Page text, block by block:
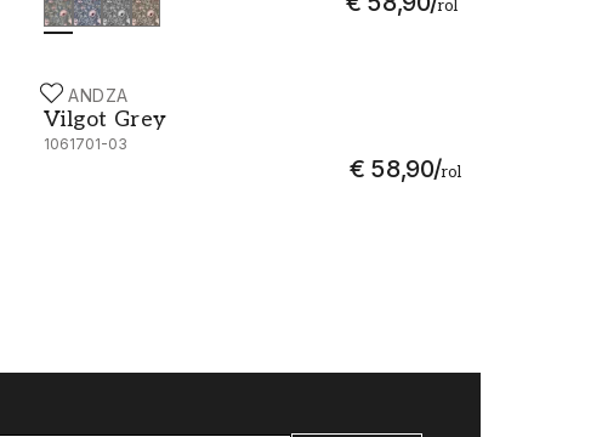
rol
SCANDZA
Vilgot Grey
1061701-03
€ 58,90/rol
Vilgot Grey - 1061701-03